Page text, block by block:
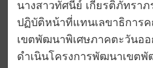
นางสาวทัศนีย์ เกียรติภัทรา
ปฏิบัติหน้าที่แทนเลขาธิการ
เขตพัฒนาพิเศษภาคตะวันออ
ดำเนินโครงการพัฒนาเขต